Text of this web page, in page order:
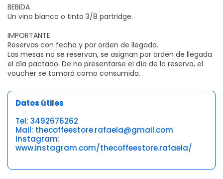
BEBIDA
Un vino blanco o tinto 3/8 partridge.
IMPORTANTE
Reservas con fecha y por orden de llegada.
Las mesas no se reservan, se asignan por orden de llegada
el día pactado. De no presentarse el día de la reserva, el
voucher se tomará como consumido.
Datos útiles
Tel: 3492676262
Mail: thecoffeestore.rafaela@gmail.com
Instagram:
www.instagram.com/thecoffeestore.rafaela/